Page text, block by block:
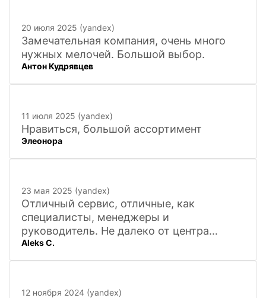
20 июля 2025 (yandex)
Замечательная компания, очень много
нужных мелочей. Большой выбор.
Антон Кудрявцев
11 июля 2025 (yandex)
Нравиться, большой ассортимент
Элеонора
23 мая 2025 (yandex)
Отличный сервис, отличные, как
специалисты, менеджеры и
руководитель. Не далеко от центра
города, 20 минут
Aleks C.
12 ноября 2024 (yandex)